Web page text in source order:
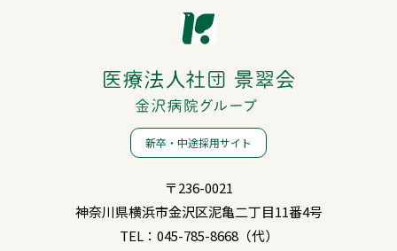
新卒・中途採用サイト
〒236-0021
神奈川県横浜市金沢区泥亀二丁目11番4号
TEL： 045-785-8668（代）